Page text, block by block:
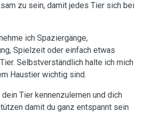
zu sein, damit jedes Tier sich bei
ich Spaziergänge,
Spielzeit oder einfach etwas
Selbstverständlich halte ich mich
Haustier wichtig sind.
Tier kennenzulernen und dich
damit du ganz entspannt sein